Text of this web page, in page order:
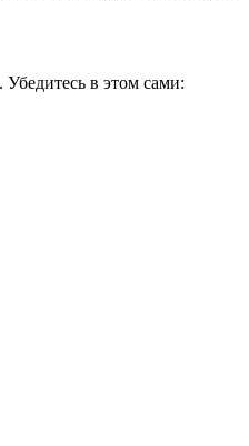
в этом сами: